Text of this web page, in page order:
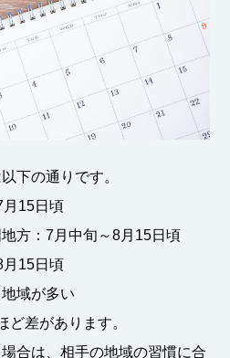
下の通りです。
月15日頃
方：7月中旬～8月15日頃
月15日頃
域が多い
ど差があります。
合は、相手の地域の習慣に合